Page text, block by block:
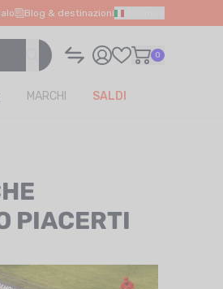
Blog & destinazioni Italiano
0
MARCHI SALDI
PIACERTI